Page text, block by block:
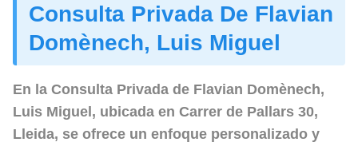
Consulta Privada De Flavian
Domènech, Luis Miguel
En la Consulta Privada de Flavian Domènech,
Luis Miguel, ubicada en Carrer de Pallars 30,
Lleida, se ofrece un enfoque personalizado y